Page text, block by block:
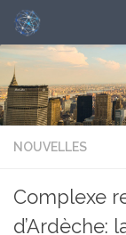
NOUVELLES
Complexe
d’Ardèche: